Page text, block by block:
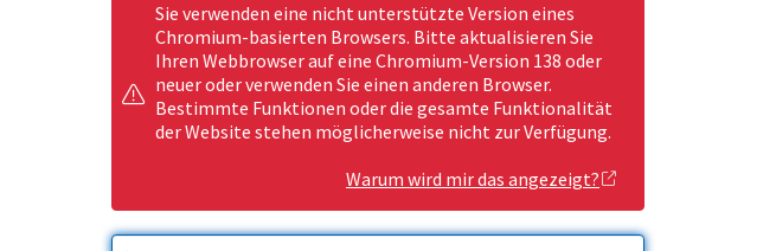
Sie verwenden eine nicht unterstützte Version eines
Chromium-basierten Browsers. Bitte aktualisieren Sie
Ihren Webbrowser auf eine Chromium-Version 138 oder
neuer oder verwenden Sie einen anderen Browser.
Bestimmte Funktionen oder die gesamte Funktionalität
der Website stehen möglicherweise nicht zur Verfügung.
Warum wird mir das angezeigt?